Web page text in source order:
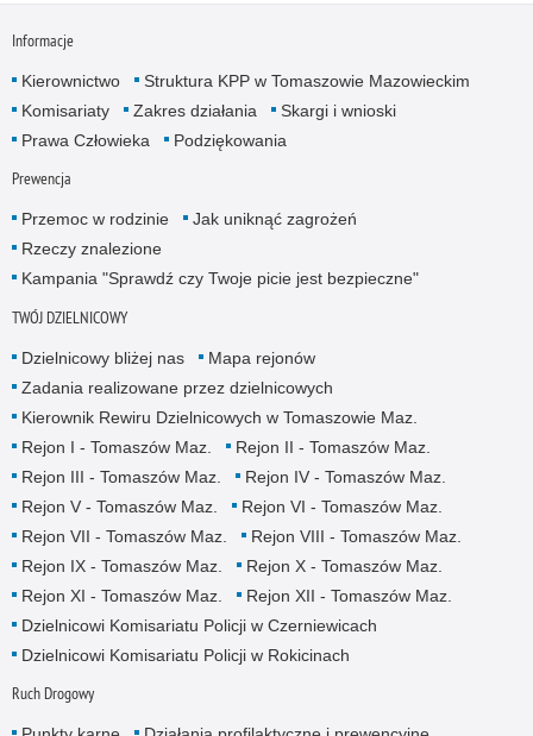
Informacje
Kierownictwo
Struktura KPP w Tomaszowie Mazowieckim
Komisariaty
Zakres działania
Skargi i wnioski
Prawa Człowieka
Podziękowania
Prewencja
Przemoc w rodzinie
Jak uniknąć zagrożeń
Rzeczy znalezione
Kampania "Sprawdź czy Twoje picie jest bezpieczne"
TWÓJ DZIELNICOWY
Dzielnicowy bliżej nas
Mapa rejonów
Zadania realizowane przez dzielnicowych
Kierownik Rewiru Dzielnicowych w Tomaszowie Maz.
Rejon I - Tomaszów Maz.
Rejon II - Tomaszów Maz.
Rejon III - Tomaszów Maz.
Rejon IV - Tomaszów Maz.
Rejon V - Tomaszów Maz.
Rejon VI - Tomaszów Maz.
Rejon VII - Tomaszów Maz.
Rejon VIII - Tomaszów Maz.
Rejon IX - Tomaszów Maz.
Rejon X - Tomaszów Maz.
Rejon XI - Tomaszów Maz.
Rejon XII - Tomaszów Maz.
Dzielnicowi Komisariatu Policji w Czerniewicach
Dzielnicowi Komisariatu Policji w Rokicinach
Ruch Drogowy